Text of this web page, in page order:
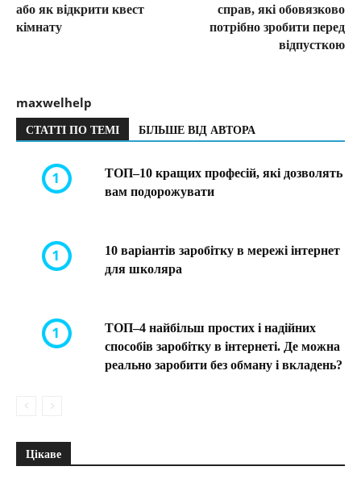
або як відкрити квест
кімнату
справ, які обовязково
потрібно зробити перед
відпусткою
maxwelhelp
СТАТТІ ПО ТЕМІ БІЛЬШЕ ВІД АВТОРА
ТОП–10 кращих професій, які дозволять
вам подорожувати
10 варіантів заробітку в мережі інтернет
для школяра
ТОП–4 найбільш простих і надійних
способів заробітку в інтернеті. Де можна
реально заробити без обману і вкладень?
Цікаве